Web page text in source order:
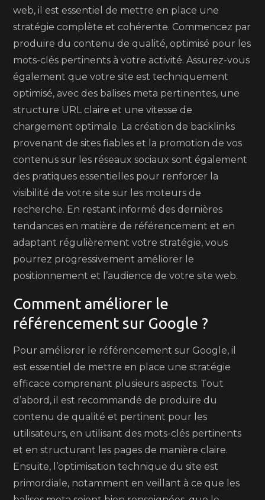
web, il est essentiel de mettre en place une
stratégie complète et cohérente. Commencez par
produire du contenu de qualité, optimisé pour les
mots-clés pertinents à votre activité. Assurez-vous
également que votre site est techniquement
optimisé, avec des balises meta pertinentes, une
structure URL claire et une vitesse de
chargement optimale. La création de backlinks
provenant de sites fiables et la promotion de vos
contenus sur les réseaux sociaux sont également
des pratiques essentielles pour renforcer la
visibilité de votre site sur les moteurs de
recherche. En restant informé des dernières
tendances en matière de référencement et en
adaptant régulièrement votre stratégie, vous
pourrez progressivement améliorer le
positionnement et l’audience de votre site web.
Comment améliorer le
référencement sur Google ?
Pour améliorer le référencement sur Google, il
est essentiel de mettre en place une stratégie
efficace comprenant plusieurs aspects. Tout
d’abord, il est recommandé de produire du
contenu de qualité et pertinent pour les
utilisateurs, en utilisant des mots-clés pertinents
et en structurant les pages de manière claire.
Ensuite, l’optimisation technique du site est
primordiale, notamment en veillant à ce que les